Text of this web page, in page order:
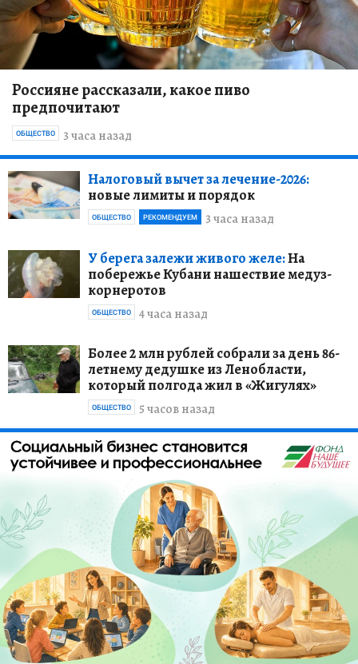
Россияне рассказали, какое пиво
предпочитают
3 часа назад
ОБЩЕСТВО
Налоговый вычет за лечение-2026:
новые лимиты и порядок
3 часа назад
ОБЩЕСТВО РЕКОМЕНДУЕМ
У берега залежи живого желе:На
побережье Кубани нашествие медуз-
корнеротов
4 часа назад
ОБЩЕСТВО
Более 2 млн рублей собрали за день 86-
летнему дедушке из Ленобласти,
который полгода жил в «Жигулях»
5 часов назад
ОБЩЕСТВО